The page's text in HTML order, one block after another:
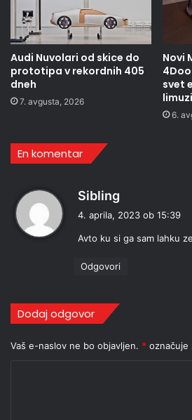
Audi Nuvolari od skice do
prototipa v rekordnih 405
dneh
7. avgusta, 2026
Novi
svet
6.
En komentar
Sibling
v
4. aprila, 2023 ob 15:39
Avto ku si ga sam lahku
Odgovori
Dodaj odgovor
Vaš e-naslov ne bo objavljen. * označuje